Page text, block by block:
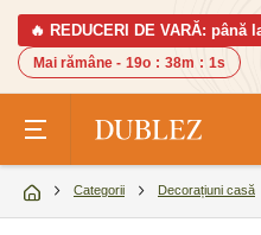
🔥 REDUCERI DE VARĂ: până
Mai rămâne - 19o : 38m : 0s
Categorii Decorațiuni casă